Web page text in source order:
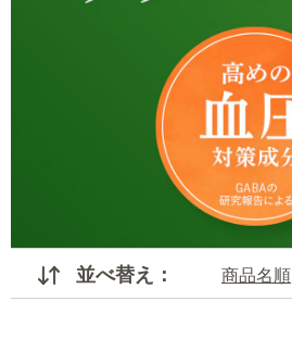
並べ替え： 商品名順